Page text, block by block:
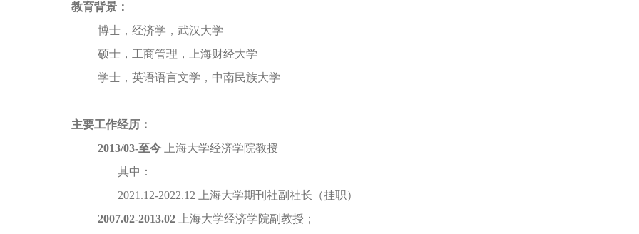
教育背景：
博士，经济学，武汉大学
硕士，工商管理，上海财经大学
学士，英语语言文学，中南民族大学
主要工作经历：
2013/03-至今
上海大学经济学院教授
其中：
2021.12-2022.12
上海大学期刊社副社长（挂职）
2007.02-2013.02
上海大学经济学院副教授；